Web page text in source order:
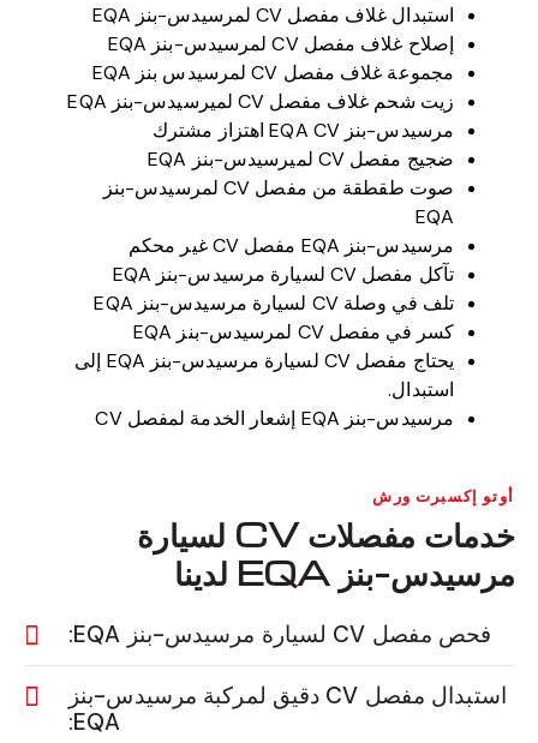
استبدال غلاف مفصل CV لمرسيدس-بنز EQA
إصلاح غلاف مفصل CV لمرسيدس-بنز EQA
مجموعة غلاف مفصل CV لمرسيدس بنز EQA
زيت شحم غلاف مفصل CV لميرسيدس-بنز EQA
مرسيدس-بنز EQA CV اهتزاز مشترك
ضجيج مفصل CV لميرسيدس-بنز EQA
صوت طقطقة من مفصل CV لمرسيدس-بنز
EQA
مرسيدس-بنز EQA مفصل CV غير محكم
تآكل مفصل CV لسيارة مرسيدس-بنز EQA
تلف في وصلة CV لسيارة مرسيدس-بنز EQA
كسر في مفصل CV لمرسيدس-بنز EQA
يحتاج مفصل CV لسيارة مرسيدس-بنز EQA إلى
استبدال.
مرسيدس-بنز EQA إشعار الخدمة لمفصل CV
أوتو إكسبرت ورش
خدمات مفصلات CV لسيارة
مرسيدس-بنز EQA لدينا
فحص مفصل CV لسيارة مرسيدس-بنز EQA:
استبدال مفصل CV دقيق لمركبة مرسيدس-بنز
EQA: